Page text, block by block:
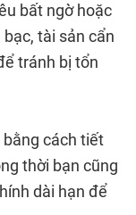
bất ngờ hoặc
tài sản cẩn
tránh bị tổn
cách tiết
thời bạn cũng
dài hạn để